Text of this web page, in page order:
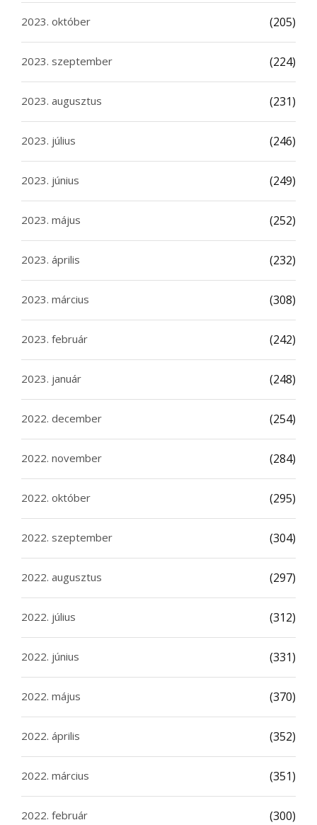
2023. október (205)
2023. szeptember (224)
2023. augusztus (231)
2023. július (246)
2023. június (249)
2023. május (252)
2023. április (232)
2023. március (308)
2023. február (242)
2023. január (248)
2022. december (254)
2022. november (284)
2022. október (295)
2022. szeptember (304)
2022. augusztus (297)
2022. július (312)
2022. június (331)
2022. május (370)
2022. április (352)
2022. március (351)
2022. február (300)